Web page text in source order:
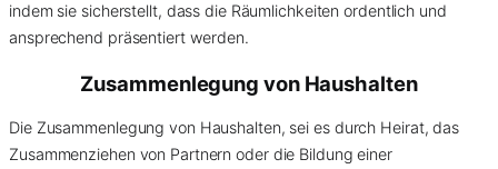
indem sie sicherstellt, dass die Räumlichkeiten ordentlich und
ansprechend präsentiert werden.
Zusammenlegung von Haushalten
Die Zusammenlegung von Haushalten, sei es durch Heirat, das
Zusammenziehen von Partnern oder die Bildung einer